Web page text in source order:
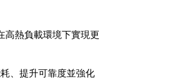
高熱負載環境下實現更
、提升可靠度並強化